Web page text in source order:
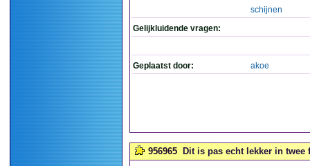
schijnen
Gelijkluidende vragen:
Geplaatst door: akoe
956965 Dit is pas echt lekker in twee